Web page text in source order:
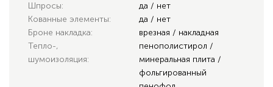
Шпросы:
да / нет
Кованные элементы:
да / нет
Броне накладка:
врезная / накладная
Тепло-,
шумоизоляция:
пенополистирол /
минеральная плита /
фольгированный